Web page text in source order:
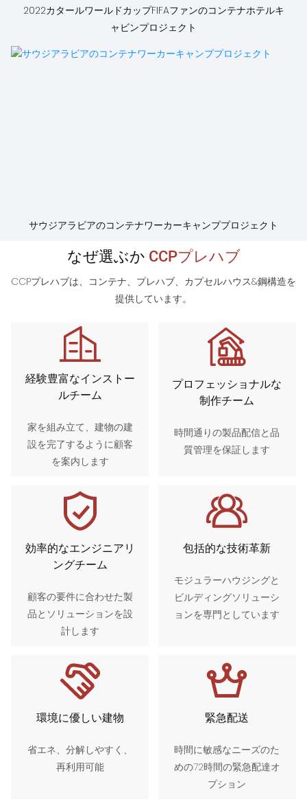
2022カタールワールドカップFIFAファンのコンテナホテルキ
ャビンプロジェクト
サウジアラビアのコンテナワーカーキャンププロジェクト
なぜ選ぶか CCPプレハブ
CCPプレハブは、コンテナ、プレハブ、カプセルハウス&鋼構造を
提供しています。
経験豊富なインストー
ルチーム
家を組み立て、建物の建
設を完了するように顧客
を案内します
プロフェッショナルな
制作チーム
時間通りの製品配信と品
質管理を保証します
効率的なエンジニアリ
ングチーム
顧客の要件に合わせた製
品とソリューションを設
計します
包括的な技術革新
モジュラーハウジングと
ビルディングソリューシ
ョンを専門としています
環境に優しい建物
省エネ、分解しやすく、
再利用可能
緊急配送
時間に敏感なニーズのた
めの72時間の緊急配達オ
プション